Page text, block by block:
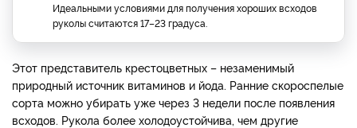
Идеальными условиями для получения хороших всходов
руколы считаются 17–23 градуса.
Этот представитель крестоцветных – незаменимый
природный источник витаминов и йода. Ранние скороспелые
сорта можно убирать уже через 3 недели после появления
всходов. Рукола более холодоустойчива, чем другие